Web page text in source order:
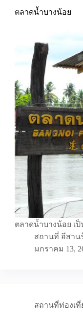
ตลาดน้ำบางน้อย
ตลาดน้ำบางน้อย เ
สถานที่ อีสาน
มกราคม 13,
สถานที่ท่องเที่